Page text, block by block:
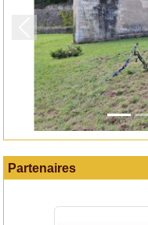
Précedent
Partenaires